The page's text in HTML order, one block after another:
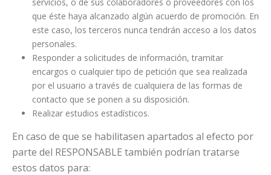
que éste haya alcanzado algún acuerdo de promoción. En
este caso, los terceros nunca tendrán acceso a los datos
personales.
Responder a solicitudes de información, tramitar
encargos o cualquier tipo de petición que sea realizada
por el usuario a través de cualquiera de las formas de
contacto que se ponen a su disposición.
Realizar estudios estadísticos.
En caso de que se habilitasen apartados al efecto por
parte del RESPONSABLE también podrían tratarse
estos datos para: